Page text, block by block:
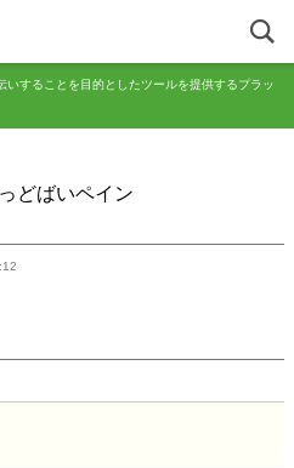
することを目的としたツールを提供するプラッ
どばいペイン